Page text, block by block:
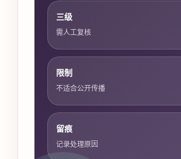
三级
需人工复核
限制
不适合公开传播
留痕
记录处理原因